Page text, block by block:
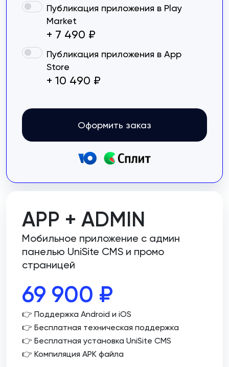
Публикация приложения в Play
Market
+ 7 490 ₽
Публикация приложения в App
Store
+ 10 490 ₽
Оформить заказ
APP + ADMIN
Мобильное приложение с админ
панелью UniSite CMS и промо
страницей
69 900 ₽
👉 Поддержка Android и iOS
👉 Бесплатная техническая поддержка
👉 Бесплатная установка UniSite CMS
👉 Компиляция APK файла